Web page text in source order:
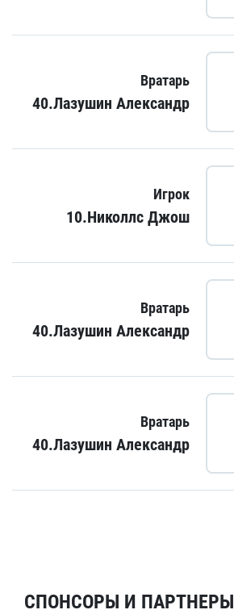
Вратарь
40.Лазушин Александр
Игрок
10.Николлс Джош
Вратарь
40.Лазушин Александр
Вратарь
40.Лазушин Александр
СПОНСОРЫ И ПАРТНЕРЫ